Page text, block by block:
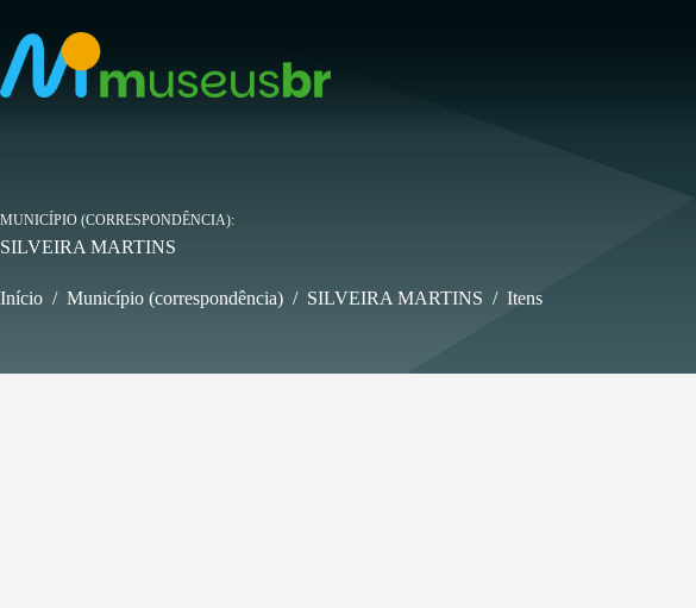
para
conteúdo
MUNICÍPIO (CORRESPONDÊNCIA)
SILVEIRA MARTINS
Início / Município (correspondência) / SILVEIRA MARTINS / Itens